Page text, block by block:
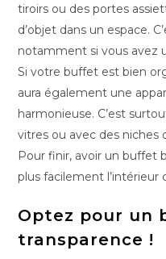
tiroirs ou des portes
d’objet dans un espace.
notamment si vous avez
Si votre buffet est bien
aura également une
harmonieuse. C’est
vitres ou avec des niches
Pour finir, avoir un buffet
plus facilement l’intérieur
Optez pour un
transparence !